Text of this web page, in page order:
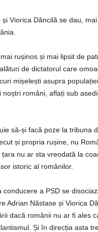
și Viorica Dăncilă se dau,
rușinos și mai lipsit de
de dictatorul care
mișelești asupra
noștri români, aflați sub
să-și facă poze la tribuna
și propria rușine, nu
nu ar sta vreodată la
istoric al românilor.
conducere a PSD se
Adrian Năstase și Viorica
dacă românii nu ar fi ales
Și în direcția asta